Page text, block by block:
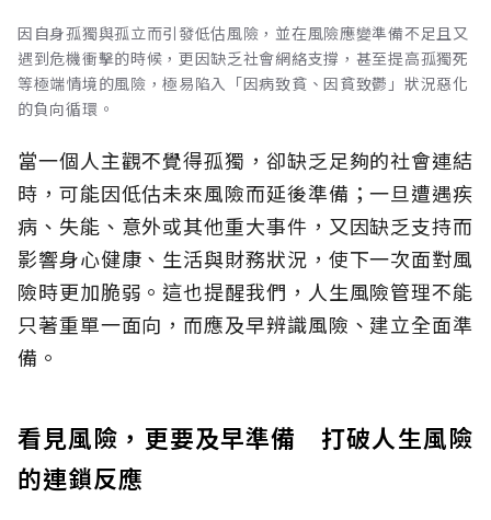
因自身孤獨與孤立而引發低估風險，並在風險應變準備不足且又
遇到危機衝擊的時候，更因缺乏社會網絡支撐，甚至提高孤獨死
等極端情境的風險，極易陷入「因病致貧、因貧致鬱」狀況惡化
的負向循環。
當一個人主觀不覺得孤獨，卻缺乏足夠的社會連結
時，可能因低估未來風險而延後準備；一旦遭遇疾
病、失能、意外或其他重大事件，又因缺乏支持而
影響身心健康、生活與財務狀況，使下一次面對風
險時更加脆弱。這也提醒我們，人生風險管理不能
只著重單一面向，而應及早辨識風險、建立全面準
備。
看見風險，更要及早準備 打破人生風險
的連鎖反應